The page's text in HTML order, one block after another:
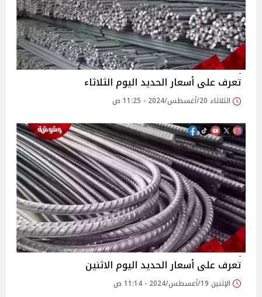
تعرف على أسعار الحديد اليوم الثلاثاء
الثلاثاء 20/أغسطس/2024 - 11:25 ص
تعرف على أسعار الحديد اليوم الاثنين
الإثنين 19/أغسطس/2024 - 11:14 ص